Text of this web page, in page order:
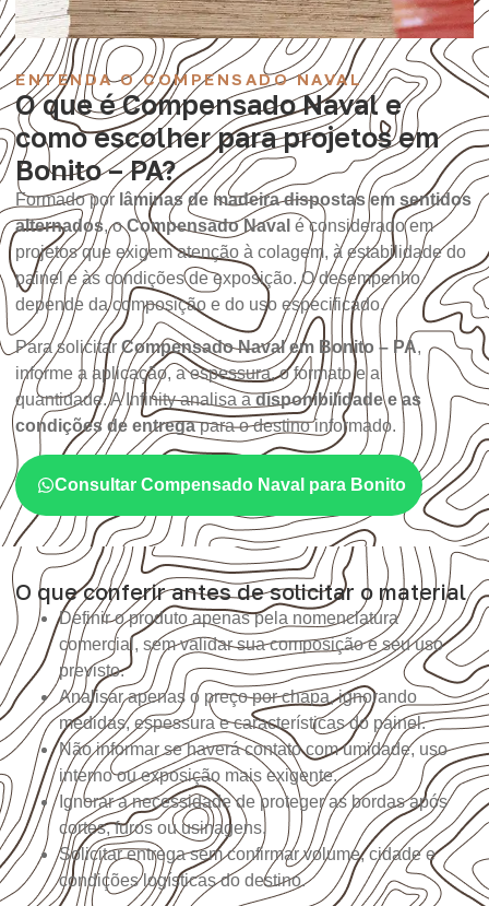
ENTENDA O COMPENSADO NAVAL
O que é Compensado Naval e
como escolher para projetos em
Bonito – PA?
Formado por lâminas de madeira dispostas em sentidos
alternados, oCompensado Naval é considerado em
projetos que exigem atenção à colagem, à estabilidade do
painel e às condições de exposição. O desempenho
depende da composição e do uso especificado.
Para solicitar Compensado Naval em Bonito – PA,
informe a aplicação, a espessura, o formato e a
quantidade. A Infinity analisa adisponibilidade e as
condições de entregapara o destino informado.
Consultar Compensado Naval para Bonito
O que conferir antes de solicitar o material
Definir o produto apenas pela nomenclatura
comercial, sem validar sua composição e seu uso
previsto.
Analisar apenas o preço por chapa, ignorando
medidas, espessura e características do painel.
Não informar se haverá contato com umidade, uso
interno ou exposição mais exigente.
Ignorar a necessidade de proteger as bordas após
cortes, furos ou usinagens.
Solicitar entrega sem confirmar volume, cidade e
condições logísticas do destino.